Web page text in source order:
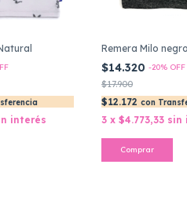
interés
Remera Milo negro
$14.320 -20% OFF
$17.900
$12.172 con
3 x $4.773,33 sin
Comprar